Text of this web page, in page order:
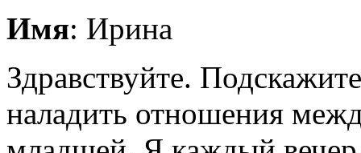
Имя: Ирина
Здравствуйте.
наладить отношения